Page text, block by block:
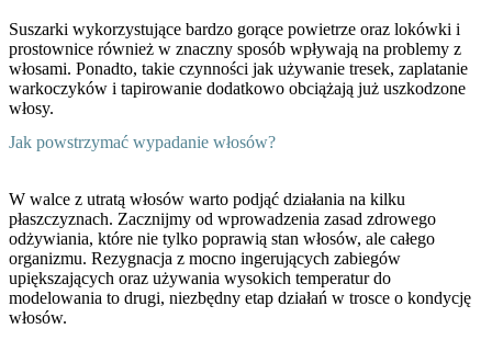
Suszarki wykorzystujące bardzo gorące powietrze oraz lokówki i
prostownice również w znaczny sposób wpływają na problemy z
włosami. Ponadto, takie czynności jak używanie tresek, zaplatanie
warkoczyków i tapirowanie dodatkowo obciążają już uszkodzone
włosy.
Jak powstrzymać wypadanie włosów?
W walce z utratą włosów warto podjąć działania na kilku
płaszczyznach. Zacznijmy od wprowadzenia zasad zdrowego
odżywiania, które nie tylko poprawią stan włosów, ale całego
organizmu. Rezygnacja z mocno ingerujących zabiegów
upiększających oraz używania wysokich temperatur do
modelowania to drugi, niezbędny etap działań w trosce o kondycję
włosów.